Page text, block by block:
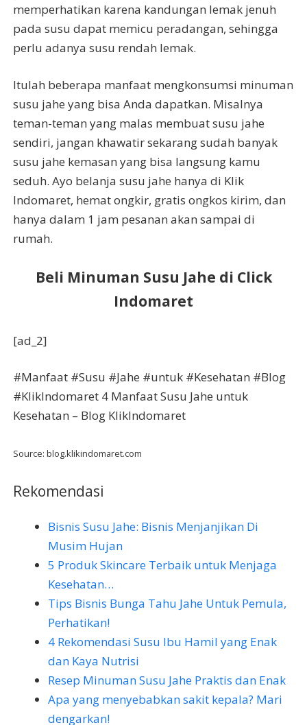
memperhatikan karena kandungan lemak jenuh
pada susu dapat memicu peradangan, sehingga
perlu adanya susu rendah lemak.
Itulah beberapa manfaat mengkonsumsi minuman
susu jahe yang bisa Anda dapatkan. Misalnya
teman-teman yang malas membuat susu jahe
sendiri, jangan khawatir sekarang sudah banyak
susu jahe kemasan yang bisa langsung kamu
seduh. Ayo belanja susu jahe hanya di Klik
Indomaret, hemat ongkir, gratis ongkos kirim, dan
hanya dalam 1 jam pesanan akan sampai di
rumah.
Beli Minuman Susu Jahe di Click
Indomaret
[ad_2]
#Manfaat #Susu #Jahe #untuk #Kesehatan #Blog
#KlikIndomaret 4 Manfaat Susu Jahe untuk
Kesehatan – Blog KlikIndomaret
Source: blog.klikindomaret.com
Rekomendasi
Bisnis Susu Jahe: Bisnis Menjanjikan Di
Musim Hujan
5 Produk Skincare Terbaik untuk Menjaga
Kesehatan…
Tips Bisnis Bunga Tahu Jahe Untuk Pemula,
Perhatikan!
4 Rekomendasi Susu Ibu Hamil yang Enak
dan Kaya Nutrisi
Resep Minuman Susu Jahe Praktis dan Enak
Apa yang menyebabkan sakit kepala? Mari
dengarkan!